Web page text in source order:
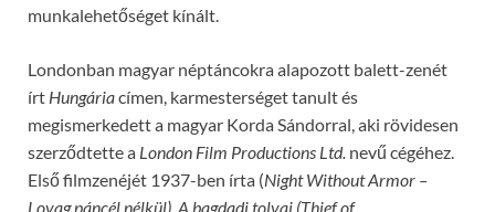
munkalehetőséget kínált.
Londonban magyar néptáncokra alapozott balett-zenét
írt Hungáriacímen, karmesterséget tanult és
megismerkedett a magyar Korda Sándorral, aki rövidesen
szerződtette a London Film Productions Ltd. nevű cégéhez.
Első filmzenéjét 1937-ben írta (Night Without Armor –
Lovag páncél nélkül).A bagdadi tolvaj (Thief of